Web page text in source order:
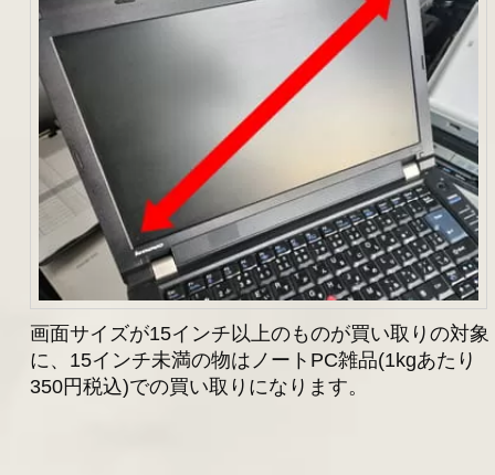
画面サイズが15インチ以上のものが買い取りの対象
に、15インチ未満の物はノートPC雑品(1kgあたり
350円税込)での買い取りになります。